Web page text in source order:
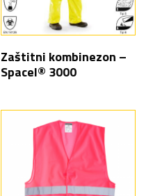
Zaštitni kombinezon –
Spacel® 3000